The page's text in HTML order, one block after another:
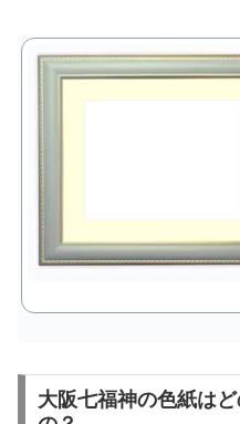
大阪七福神の色紙は